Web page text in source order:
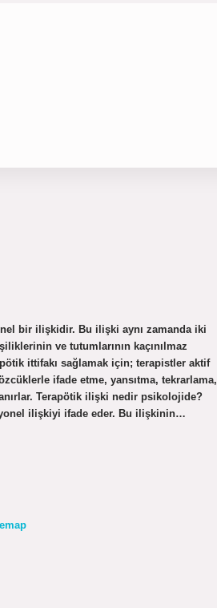
bir ilişkidir. Bu ilişki aynı zamanda iki
ve tutumlarının kaçınılmaz
ittifakı sağlamak için; terapistler aktif
ifade etme, yansıtma, tekrarlama,
Terapötik ilişki nedir psikolojide?
ilişkiyi ifade eder. Bu ilişkinin…